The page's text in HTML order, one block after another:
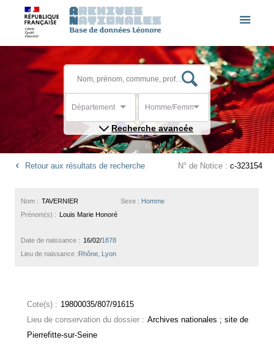
Département Homme/Femme
Recherche avancée
Retour aux résultats de recherche N° de Notice : c-323154
Sexe : Homme
Nom : TAVERNIER
Prénom(s) : Louis Marie Honoré
Date de naissance : 16/02/1878
Lieu de naissance :Rhône, Lyon
Cote(s) : 19800035/807/91615
Lieu de conservation du dossier : Archives nationales ; site de
Pierrefitte-sur-Seine